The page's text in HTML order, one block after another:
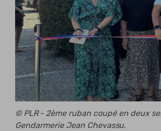
© PLR - 2ème ruban coupé en deux
Gendarmerie Jean Chevassu.